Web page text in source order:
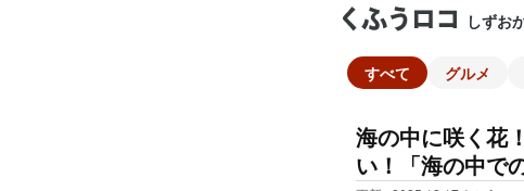
しずお
すべて グルメ
海の中に咲く花
い！「海の中で